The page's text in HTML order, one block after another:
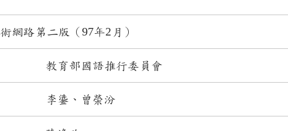
網路第二版（97年2月）
教育部國語推行委員會
李鍌、曾榮汾